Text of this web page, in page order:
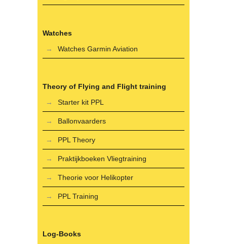
Watches
Watches Garmin Aviation
Theory of Flying and Flight training
Starter kit PPL
Ballonvaarders
PPL Theory
Praktijkboeken Vliegtraining
Theorie voor Helikopter
PPL Training
Log-Books